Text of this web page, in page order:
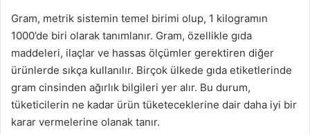
Gram, metrik sistemin temel birimi olup, 1 kilogramın
1000’de biri olarak tanımlanır. Gram, özellikle gıda
maddeleri, ilaçlar ve hassas ölçümler gerektiren diğer
ürünlerde sıkça kullanılır. Birçok ülkede gıda etiketlerinde
gram cinsinden ağırlık bilgileri yer alır. Bu durum,
tüketicilerin ne kadar ürün tüketeceklerine dair daha iyi bir
karar vermelerine olanak tanır.